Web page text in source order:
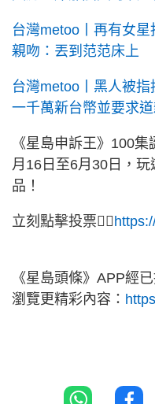
台灣metoo丨再有女
親吻：丟到范范床上
台灣metoo丨黑人被
一千萬新台幣並要求
《星島申訴王》100
月16日至6月30日，
品！
立刻點擊投票👉🏻
《星島頭條》APP經
瀏覽更精彩內容：